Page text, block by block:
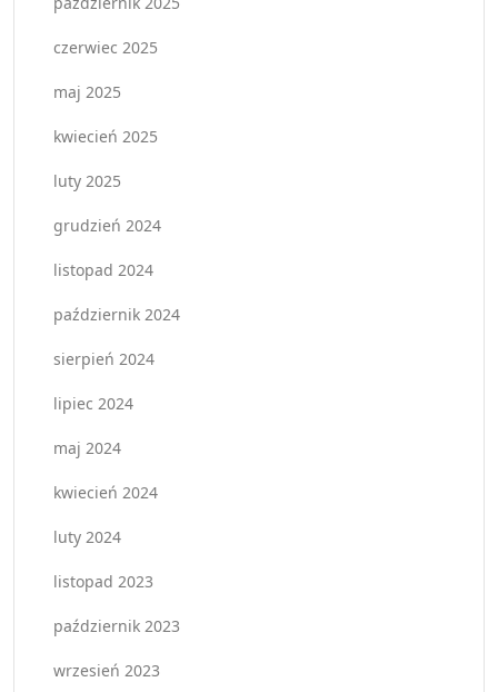
czerwiec 2025
maj 2025
kwiecień 2025
luty 2025
grudzień 2024
listopad 2024
październik 2024
sierpień 2024
lipiec 2024
maj 2024
kwiecień 2024
luty 2024
listopad 2023
październik 2023
wrzesień 2023